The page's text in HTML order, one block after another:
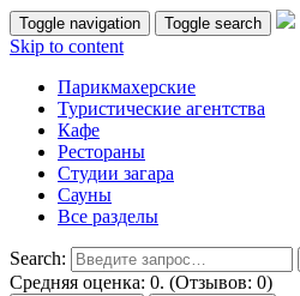
Toggle navigation Toggle search
Skip to content
Парикмахерские
Туристические агентства
Кафе
Рестораны
Студии загара
Сауны
Все разделы
Search:
Средняя оценка: 0. (Отзывов: 0)